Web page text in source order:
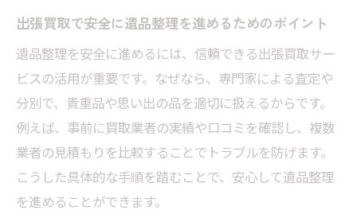
出張買取で安全に遺品整理を進めるためのポイント
遺品整理を安全に進めるには、信頼できる出張買取サー
ビスの活用が重要です。なぜなら、専門家による査定や
分別で、貴重品や思い出の品を適切に扱えるからです。
例えば、事前に買取業者の実績や口コミを確認し、複数
業者の見積もりを比較することでトラブルを防げます。
こうした具体的な手順を踏むことで、安心して遺品整理
を進めることができます。